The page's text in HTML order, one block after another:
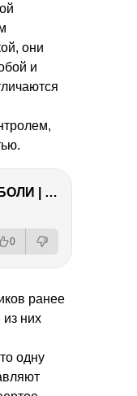
они
и
ИЗБАВЛЯЕМСЯ ОТ БОЛИ | Важность режима и питания
0
ранее
них
одну